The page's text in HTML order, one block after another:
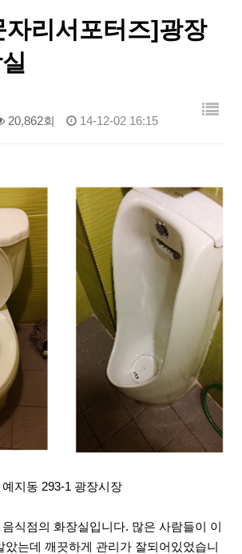
리서포터즈]광장
20,862회 14-12-02 16:15
지동 293-1 광장시장
식점의 화장실입니다. 많은 사람들이 이
았는데 깨끗하게 관리가 잘되어있었습니